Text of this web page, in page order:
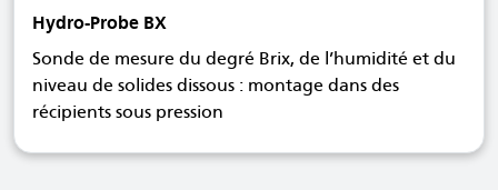
Hydro-Probe BX
Sonde de mesure du degré Brix, de l’humidité et du
niveau de solides dissous : montage dans des
récipients sous pression